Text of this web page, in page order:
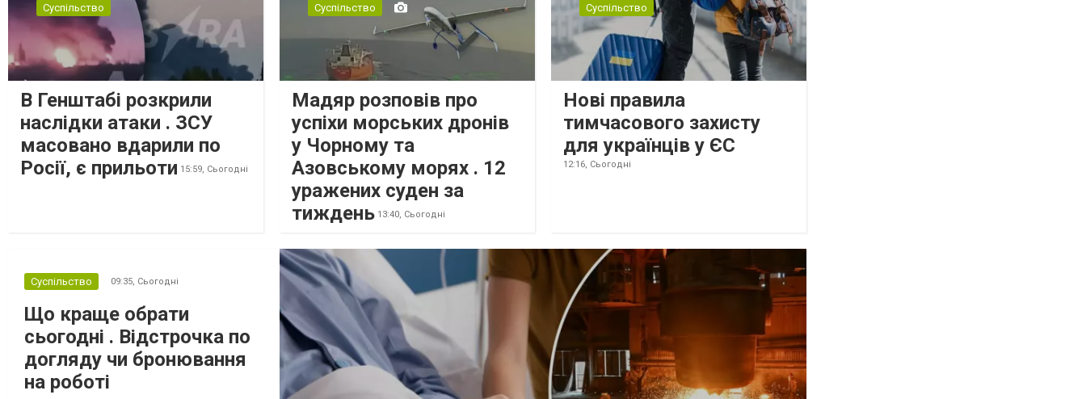
Суспільство
В Генштабі розкрили
наслідки атаки . ЗСУ
масовано вдарили по
Росії, є прильоти 15:59, Сьогодні
Суспільство
Мадяр розповів про
успіхи морських дронів
у Чорному та
Азовському морях . 12
уражених суден за
тиждень 13:40, Сьогодні
Суспільство
Нові правила
тимчасового захисту
для українців у ЄС
12:16, Сьогодні
Суспільство 09:35, Сьогодні
Що краще обрати
сьогодні . Відстрочка по
догляду чи бронювання
на роботі